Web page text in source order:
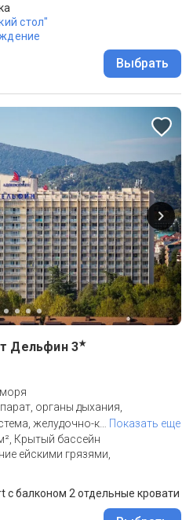
стол"
Выбрать
Дельфин 3★
органы дыхания,
желудочно-к… Показать еще
Крытый бассейн
ейскими грязями,
балконом 2 отдельные кровати